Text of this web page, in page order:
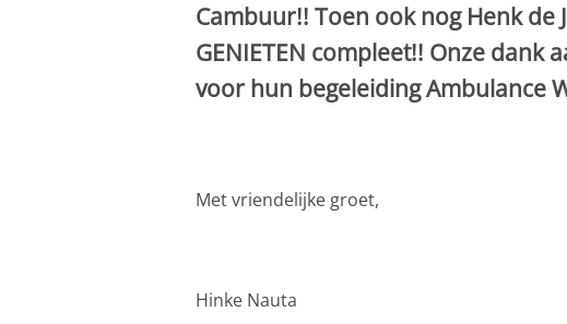
Cambuur!! Toen ook nog Henk de
GENIETEN compleet!! Onze dank
voor hun begeleiding Ambulance
Met vriendelijke groet,
Hinke Nauta